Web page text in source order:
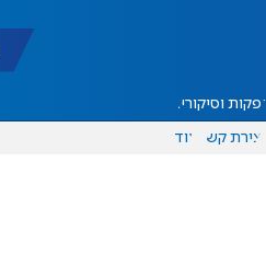
הפקות וסיקורים
יצירת קשר עוד